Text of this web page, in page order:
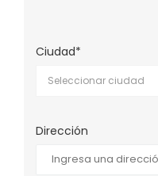
Ciudad*
Dirección